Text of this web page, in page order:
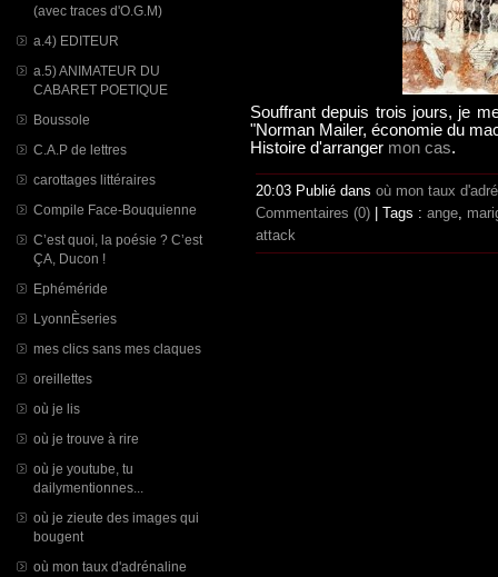
(avec traces d'O.G.M)
a.4) EDITEUR
a.5) ANIMATEUR DU
CABARET POETIQUE
Boussole
C.A.P de lettres
carottages littéraires
Compile Face-Bouquienne
C’est quoi, la poésie ? C’est
ÇA, Ducon !
Ephéméride
LyonnÈseries
mes clics sans mes claques
oreillettes
où je lis
où je trouve à rire
où je youtube, tu
dailymentionnes...
où je zieute des images qui
bougent
où mon taux d'adrénaline
Souffrant depuis trois jours, je
"Norman Mailer, économie du
Histoire d'arranger mon cas.
20:03 Publié dans où mon taux
Commentaires (0) | Tags : ange,
attack